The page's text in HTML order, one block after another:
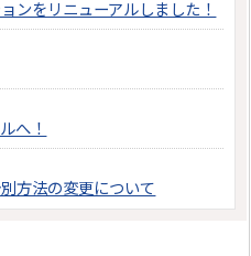
ンをリニューアルしました！
へ！
方法の変更について